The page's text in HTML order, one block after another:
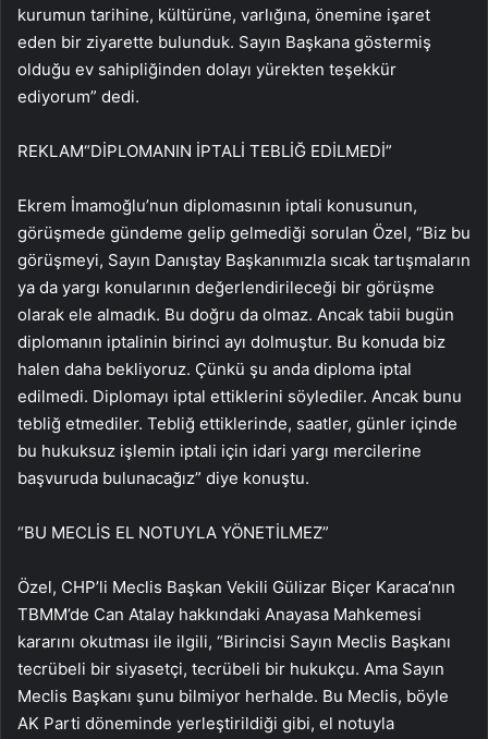
kurumun tarihine, kültürüne, varlığına, önemine işaret
eden bir ziyarette bulunduk. Sayın Başkana göstermiş
olduğu ev sahipliğinden dolayı yürekten teşekkür
ediyorum” dedi.
REKLAM“DİPLOMANIN İPTALİ TEBLİĞ EDİLMEDİ”
Ekrem İmamoğlu’nun diplomasının iptali konusunun,
görüşmede gündeme gelip gelmediği sorulan Özel, “Biz bu
görüşmeyi, Sayın Danıştay Başkanımızla sıcak tartışmaların
ya da yargı konularının değerlendirileceği bir görüşme
olarak ele almadık. Bu doğru da olmaz. Ancak tabii bugün
diplomanın iptalinin birinci ayı dolmuştur. Bu konuda biz
halen daha bekliyoruz. Çünkü şu anda diploma iptal
edilmedi. Diplomayı iptal ettiklerini söylediler. Ancak bunu
tebliğ etmediler. Tebliğ ettiklerinde, saatler, günler içinde
bu hukuksuz işlemin iptali için idari yargı mercilerine
başvuruda bulunacağız” diye konuştu.
“BU MECLİS EL NOTUYLA YÖNETİLMEZ”
Özel, CHP’li Meclis Başkan Vekili Gülizar Biçer Karaca’nın
TBMM’de Can Atalay hakkındaki Anayasa Mahkemesi
kararını okutması ile ilgili, “Birincisi Sayın Meclis Başkanı
tecrübeli bir siyasetçi, tecrübeli bir hukukçu. Ama Sayın
Meclis Başkanı şunu bilmiyor herhalde. Bu Meclis, böyle
AK Parti döneminde yerleştirildiği gibi, el notuyla